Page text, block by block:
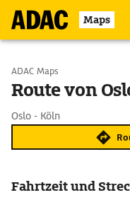
Maps
Start wählen
ADAC Maps
Route von
Oslo - Köln
Fahrtzeit und